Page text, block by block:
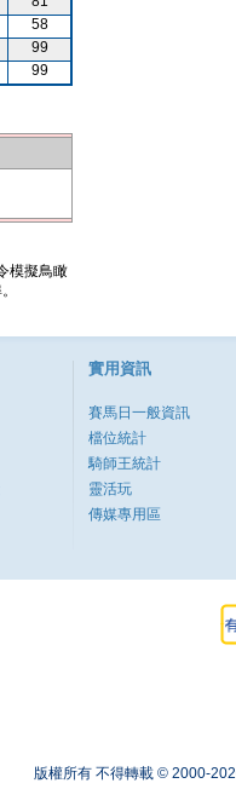
58
99
99
模擬鳥瞰
實用資訊
賽馬日一般資訊
檔位統計
騎師王統計
靈活玩
傳媒專用區
版權所有 不得轉載 © 2000-